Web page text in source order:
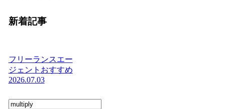
新着記事
フリーランスエー
ジェントおすすめ
2026.07.03